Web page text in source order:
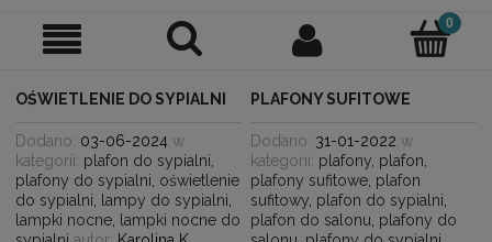
OŚWIETLENIE DO SYPIALNI
Dodano: 03-06-2024 w
kategorii: plafon do sypialni
plafony do sypialni oświetlenie
do sypialni
lampy do sypialni
lampki nocne
lampki nocne do
PLAFONY SUFITOWE
Dodano: 31-01-2022 w
kategorii: plafony plafon
plafony sufitowe plafon
sufitowy plafon do sypialni
plafon do salonu plafony do